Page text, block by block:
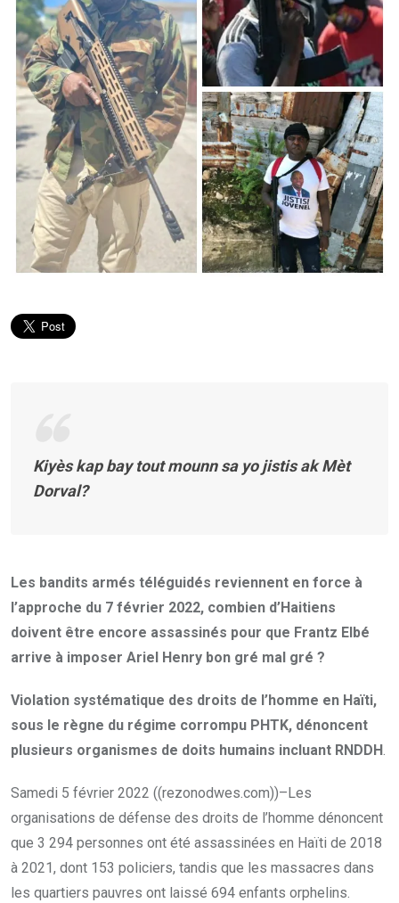
Kiyès kap bay tout mounn sa yo jistis ak Mèt
Dorval?
Les bandits armés téléguidés reviennent en force à
l’approche du 7 février 2022, combien d’Haitiens
doivent être encore assassinés pour que Frantz Elbé
arrive à imposer Ariel Henry bon gré mal gré ?
Violation systématique des droits de l’homme en Haïti,
sous le règne du régime corrompu PHTK, dénoncent
plusieurs organismes de doits humains incluant RNDDH.
Samedi 5 février 2022 ((rezonodwes.com))–Les
organisations de défense des droits de l’homme dénoncent
que 3 294 personnes ont été assassinées en Haïti de 2018
à 2021, dont 153 policiers, tandis que les massacres dans
les quartiers pauvres ont laissé 694 enfants orphelins.